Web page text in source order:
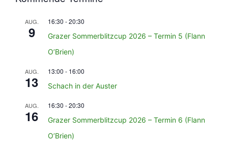
AUG.
9
16:30 -20:30
Grazer Sommerblitzcup 2026 – Termin 5 (Flann
O’Brien)
AUG.
13
13:00 - 16:00
Schach in der Auster
AUG.
16
16:30 -20:30
Grazer Sommerblitzcup 2026 – Termin 6 (Flann
O’Brien)